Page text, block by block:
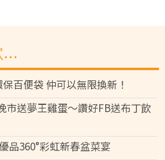
百便袋 仲可以無限換新！
市送夢王雞蛋～讚好FB送布丁飲
品360°彩虹新春盆菜宴